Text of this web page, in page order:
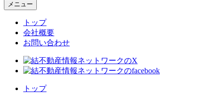
メニュー
トップ
会社概要
お問い合わせ
トップ